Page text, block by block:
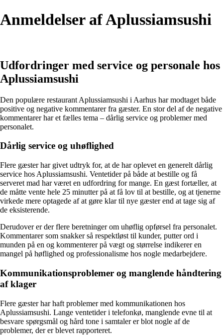
Anmeldelser af Aplussiamsushi
Udfordringer med service og personale hos
Aplussiamsushi
Den populære restaurant Aplussiamsushi i Aarhus har modtaget både
positive og negative kommentarer fra gæster. En stor del af de negative
kommentarer har et fælles tema – dårlig service og problemer med
personalet.
Dårlig service og uhøflighed
Flere gæster har givet udtryk for, at de har oplevet en generelt dårlig
service hos Aplussiamsushi. Ventetider på både at bestille og få
serveret mad har været en udfordring for mange. En gæst fortæller, at
de måtte vente hele 25 minutter på at få lov til at bestille, og at tjenerne
virkede mere optagede af at gøre klar til nye gæster end at tage sig af
de eksisterende.
Derudover er der flere beretninger om uhøflig opførsel fra personalet.
Kommentarer som snakker så respektløst til kunder, putter ord i
munden på en og kommenterer på vægt og størrelse indikerer en
mangel på høflighed og professionalisme hos nogle medarbejdere.
Kommunikationsproblemer og manglende håndtering
af klager
Flere gæster har haft problemer med kommunikationen hos
Aplussiamsushi. Lange ventetider i telefonkø, manglende evne til at
besvare spørgsmål og hård tone i samtaler er blot nogle af de
problemer, der er blevet rapporteret.